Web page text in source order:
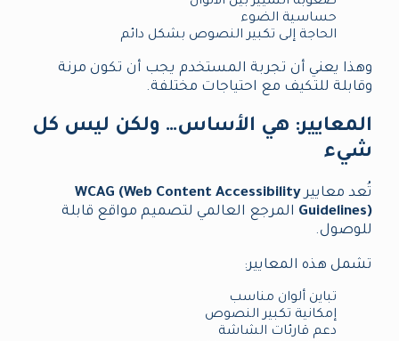
حساسية الضوء
الحاجة إلى تكبير النصوص بشكل دائم
وهذا يعني أن تجربة المستخدم يجب أن تكون مرنة
وقابلة للتكيف مع احتياجات مختلفة.
المعايير: هي الأساس… ولكن ليس كل
شيء
تُعد معاييرWCAG (Web Content Accessibility
Guidelines) المرجع العالمي لتصميم مواقع قابلة
للوصول.
تشمل هذه المعايير:
تباين ألوان مناسب
إمكانية تكبير النصوص
دعم قارئات الشاشة